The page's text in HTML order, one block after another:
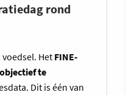
rond
Het FINE-
te
Dit is één van